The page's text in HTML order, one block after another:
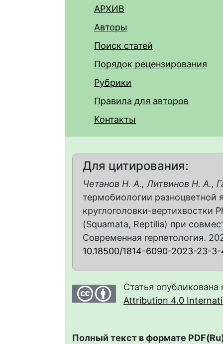
АРХИВ
Авторы
Поиск статей
Порядок рецензирования
Рубрики
Правила для авторов
Контакты
Для цитирования:
Четанов Н. А., Литвинов Н. А.,
термобиологии разноцветной
круглоголовки-вертихвостки
(Squamata, Reptilia) при
Современная герпетология.
10.18500/1814-6090-2023-23-
Статья
Attribution 4.0
Полный текст в формате